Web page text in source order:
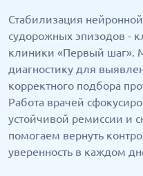
Стабилизация
судорожных эпизодов -
клиники «Первый шаг».
диагностику для
корректного подбора
Работа врачей
устойчивой ремиссии и
помогаем вернуть
уверенность в каждом